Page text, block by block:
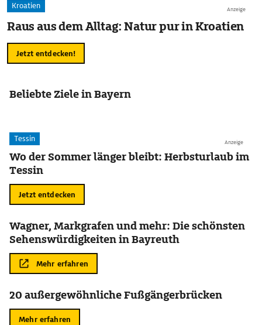
Anzeige
Kroatien
Raus aus dem Alltag: Natur pur in Kroatien
Jetzt entdecken!
Beliebte Ziele in Bayern
Anzeige
Tessin
Wo der Sommer länger bleibt: Herbsturlaub im
Tessin
Jetzt entdecken
Wagner, Markgrafen und mehr: Die schönsten
Sehenswürdigkeiten in Bayreuth
Mehr erfahren
20 außergewöhnliche Fußgängerbrücken
Mehr erfahren